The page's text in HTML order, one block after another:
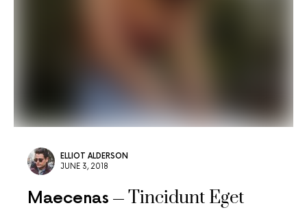
ELLIOT ALDERSON
JUNE 3, 2018
Maecenas
Tincidunt Eget